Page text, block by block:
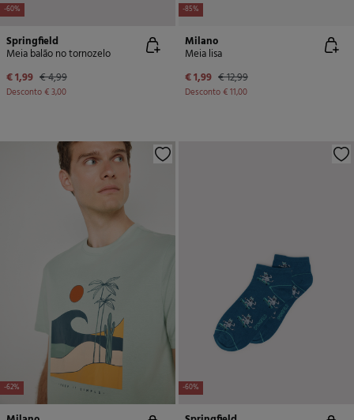
-60%
Springfield
Meia balão no tornozelo
€ 1,99 € 4,99
Desconto€ 3,00
-85%
Milano
Meia lisa
€ 1,99 € 12,99
Desconto€ 11,00
-62% -60%